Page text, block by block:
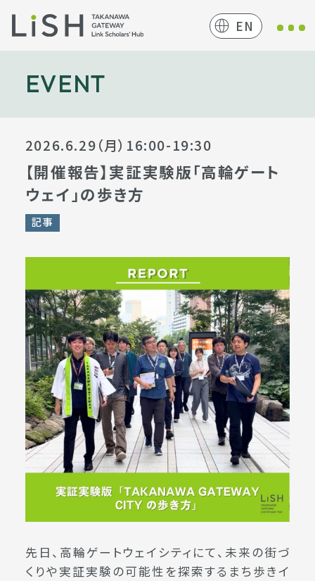
EN
EVENT
2026.6.29（月）16:00-19:30
【開催報告】実証実験版「高輪ゲート
ウェイ」の歩き方
記事
先日、高輪ゲートウェイシティにて、未来の街づ
くりや実証実験の可能性を探索するまち歩きイ